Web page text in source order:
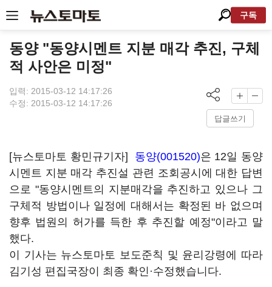
구독
동양 "동양시멘트 지분 매각 추진, 구체
적 사안은 미정"
입력: 2015-03-12 14:17:26
수정: 2015-03-12 14:17:26
답글쓰기
[뉴스토마토 황민규기자] 동양(001520)은 12일 동양
시멘트 지분 매각 추진설 관련 조회공시에 대한 답변
으로 "동양시멘트의 지분매각을 추진하고 있으나 그
구체적 방법이나 일정에 대해서는 확정된 바 없으며
향후 법원의 허가를 득한 후 추진할 예정"이라고 말
했다.
이 기사는 뉴스토마토 보도준칙 및 윤리강령에 따라
김기성 편집국장이 최종 확인·수정했습니다.